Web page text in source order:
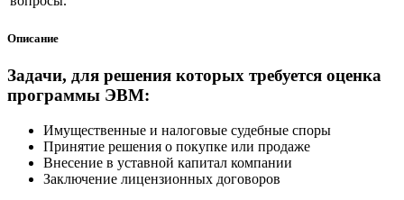
Описание
Задачи, для решения которых требуется оценка
программы ЭВМ:
Имущественные и налоговые судебные споры
Принятие решения о покупке или продаже
Внесение в уставной капитал компании
Заключение лицензионных договоров